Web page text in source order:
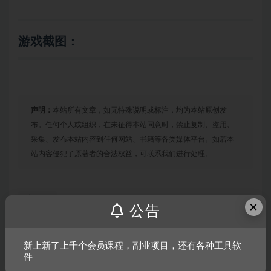
游戏截图：
声明： 本站所有文章，如无特殊说明或标注，均为本站原创发
布。任何个人或组织，在未征得本站同意时，禁止复制、盗用、
采集、发布本站内容到任何网站、书籍等各类媒体平台。如若本
站内容侵犯了原著者的合法权益，可联系我们进行处理。
上一篇
×
公告
新上新了上千个会员课程，副业项目，还有各种工具软
件